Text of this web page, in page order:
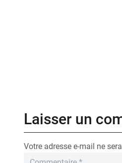
Laisser un
Votre adresse e-mail ne